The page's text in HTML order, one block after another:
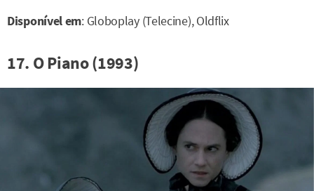
Disponível em: Globoplay (Telecine), Oldflix
17. O Piano (1993)